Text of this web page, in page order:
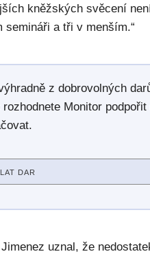
kněžských svěcení
semináři a tři v menším.“
z dobrovolných
Monitor podpořit
DAR
uznal, že